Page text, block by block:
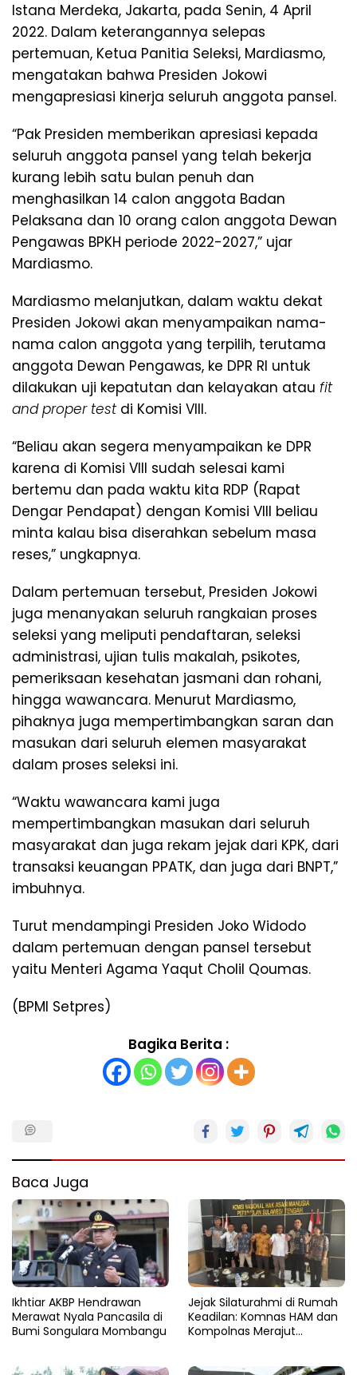
Istana Merdeka, Jakarta, pada Senin, 4 April
2022. Dalam keterangannya selepas
pertemuan, Ketua Panitia Seleksi, Mardiasmo,
mengatakan bahwa Presiden Jokowi
mengapresiasi kinerja seluruh anggota pansel.
“Pak Presiden memberikan apresiasi kepada
seluruh anggota pansel yang telah bekerja
kurang lebih satu bulan penuh dan
menghasilkan 14 calon anggota Badan
Pelaksana dan 10 orang calon anggota Dewan
Pengawas BPKH periode 2022-2027,” ujar
Mardiasmo.
Mardiasmo melanjutkan, dalam waktu dekat
Presiden Jokowi akan menyampaikan nama-
nama calon anggota yang terpilih, terutama
anggota Dewan Pengawas, ke DPR RI untuk
dilakukan uji kepatutan dan kelayakan atau fit
and proper testdi Komisi VIII.
“Beliau akan segera menyampaikan ke DPR
karena di Komisi VIII sudah selesai kami
bertemu dan pada waktu kita RDP (Rapat
Dengar Pendapat) dengan Komisi VIII beliau
minta kalau bisa diserahkan sebelum masa
reses,” ungkapnya.
Dalam pertemuan tersebut, Presiden Jokowi
juga menanyakan seluruh rangkaian proses
seleksi yang meliputi pendaftaran, seleksi
administrasi, ujian tulis makalah, psikotes,
pemeriksaan kesehatan jasmani dan rohani,
hingga wawancara. Menurut Mardiasmo,
pihaknya juga mempertimbangkan saran dan
masukan dari seluruh elemen masyarakat
dalam proses seleksi ini.
“Waktu wawancara kami juga
mempertimbangkan masukan dari seluruh
masyarakat dan juga rekam jejak dari KPK, dari
transaksi keuangan PPATK, dan juga dari BNPT,”
imbuhnya.
Turut mendampingi Presiden Joko Widodo
dalam pertemuan dengan pansel tersebut
yaitu Menteri Agama Yaqut Cholil Qoumas.
(BPMI Setpres)
Bagika Berita :
Baca Juga
Ikhtiar AKBP Hendrawan
Merawat Nyala Pancasila di
Bumi Songulara Mombangu
Jejak Silaturahmi di Rumah
Keadilan: Komnas HAM dan
Kompolnas Merajut